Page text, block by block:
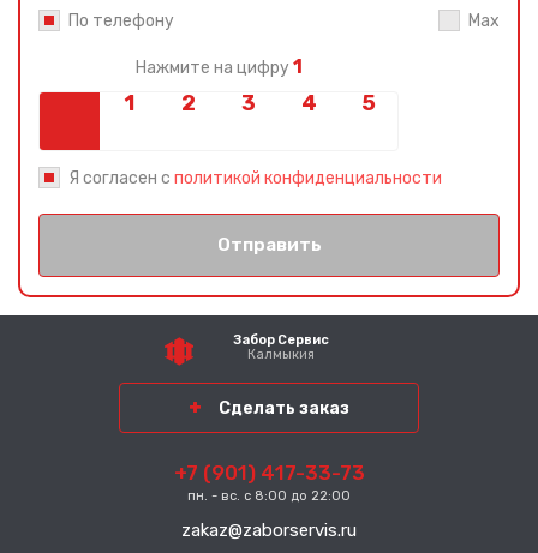
По телефону Max
Нажмите на цифру 1
Я согласен с политикой конфиденциальности
Отправить
Забор Сервис
Калмыкия
Сделать заказ
+7 (901) 417-33-73
пн. - вс. с 8:00 до 22:00
zakaz@zaborservis.ru